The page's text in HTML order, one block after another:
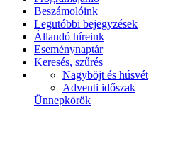
Beszámolóink
Legutóbbi bejegyzések
Állandó híreink
Eseménynaptár
Keresés, szűrés
Nagyböjt és húsvét
Adventi időszak
Ünnepkörök